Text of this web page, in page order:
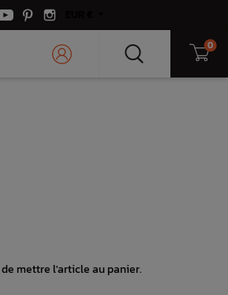
0
mettre l'article au panier.